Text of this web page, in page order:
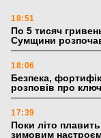
18:51
По 5 тисяч
Сумщини
18:06
Безпека,
розповів про
17:39
Поки літо
зимовим